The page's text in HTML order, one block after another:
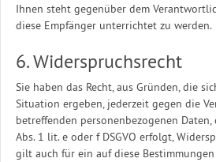
Ihnen steht gegenüber dem
diese Empfänger unterrichtet zu werden.
6. Widerspruchsrecht
Sie haben das Recht, aus Gründen, die
Situation ergeben, jederzeit gegen die
betreffenden personenbezogenen
Abs. 1 lit. e oder f DSGVO erfolgt,
gilt auch für ein auf diese